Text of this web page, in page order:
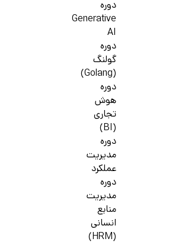
دوره
Generative
AI
دوره
گولنگ
(Golang)
دوره
هوش
تجاری
(BI)
دوره
مدیریت
عملکرد
دوره
مدیریت
منابع
انسانی
(HRM)